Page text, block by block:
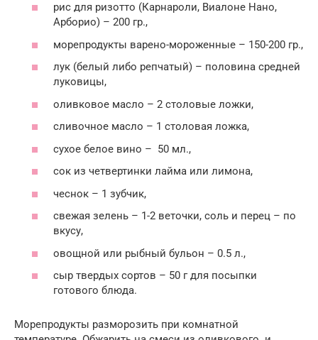
рис для ризотто (Карнароли, Виалоне Нано,
Арборио) – 200 гр.,
морепродукты варено-мороженные – 150-200 гр.,
лук (белый либо репчатый) – половина средней
луковицы,
оливковое масло – 2 столовые ложки,
сливочное масло – 1 столовая ложка,
сухое белое вино – 50 мл.,
сок из четвертинки лайма или лимона,
чеснок – 1 зубчик,
свежая зелень – 1-2 веточки, соль и перец – по
вкусу,
овощной или рыбный бульон – 0.5 л.,
сыр твердых сортов – 50 г для посыпки
готового блюда.
Морепродукты разморозить при комнатной